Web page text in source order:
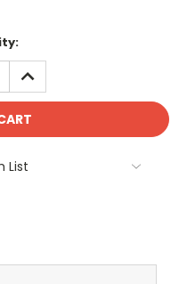
INCREASE
QUANTITY:
List